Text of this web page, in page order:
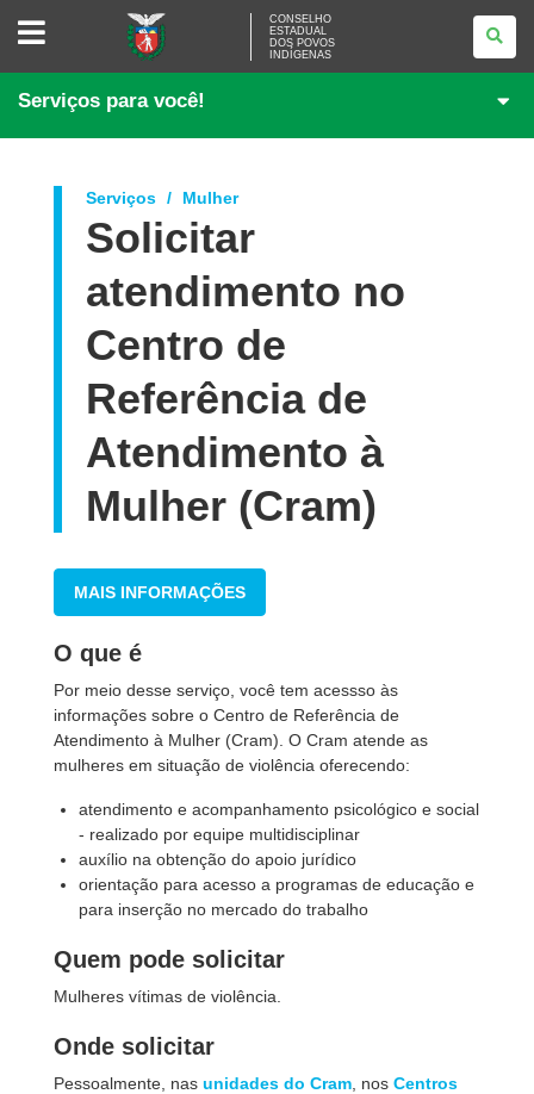
CONSELHO
ESTADUAL
POVOS
CONSELHO
ESTADUAL
DOS POVOS
INDÍGENAS
Serviços para você!
Serviços Mulher
Solicitar
atendimento no
Centro de
Referência de
Atendimento à
Mulher (Cram)
MAIS INFORMAÇÕES
O que é
Por meio desse serviço, você tem acessso às
informações sobre o Centro de Referência de
Atendimento à Mulher (Cram). O Cram atende as
mulheres em situação de violência oferecendo:
atendimento e acompanhamento psicológico e social
- realizado por equipe multidisciplinar
auxílio na obtenção do apoio jurídico
orientação para acesso a programas de educação e
para inserção no mercado do trabalho
Quem pode solicitar
Mulheres vítimas de violência.
Onde solicitar
Pessoalmente, nas unidades do Cram , nos Centros